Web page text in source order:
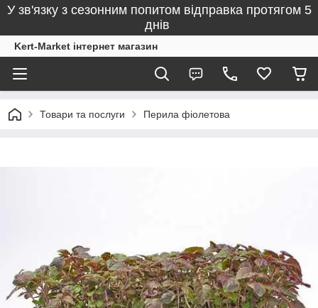
У зв'язку з сезонним попитом відправка протягом 5
днів
Kert-Market інтернет магазин
Товари та послуги Перила фіолетова